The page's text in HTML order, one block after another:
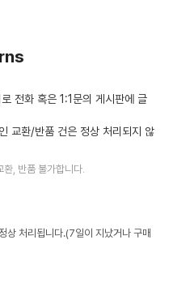
전화 혹은 1:1문의 게시판에 글
교환/반품 건은 정상 처리되지 않
환, 반품 불가합니다.
상 처리됩니다.(7일이 지났거나 구매